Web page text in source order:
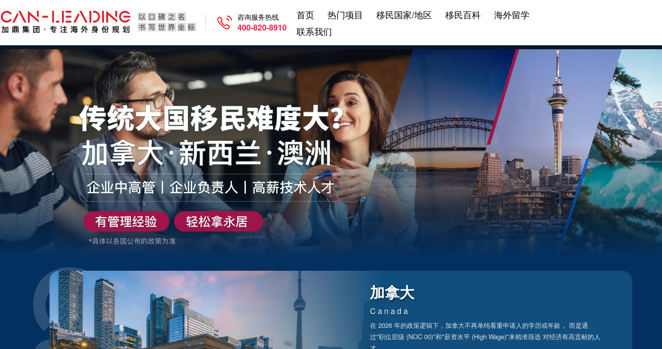
咨询服务热线
400-820-8910
首页 热门项目 移民国家/地区 移民百科
海外留学
联系我们
加拿大
Canada
在 2026 年的政策逻辑下，加拿大不再单纯看重申请人的学历或年龄， 而是通
过"职位层级 (NOC 00)"和"薪资水平 (High Wage)"来精准筛选 对经济有高贡献的人